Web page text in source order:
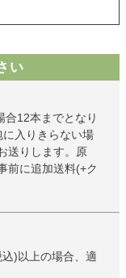
い
合12本までとなり
入りきらない場
送りします。原
前に追加送料(+ク
)以上の場合、適